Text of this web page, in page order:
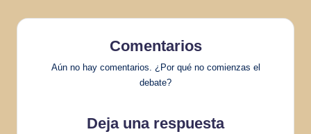
Comentarios
Aún no hay comentarios. ¿Por qué no comienzas el
debate?
Deja una respuesta